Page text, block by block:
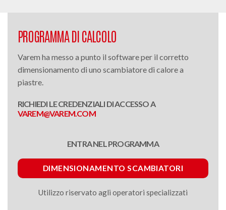
PROGRAMMA DI CALCOLO
Varem ha messo a punto il software per il corretto
dimensionamento di uno scambiatore di calore a
piastre.
RICHIEDI LE CREDENZIALI DI ACCESSO A
VAREM@VAREM.COM
ENTRA NEL PROGRAMMA
DIMENSIONAMENTO SCAMBIATORI
Utilizzo riservato agli operatori specializzati